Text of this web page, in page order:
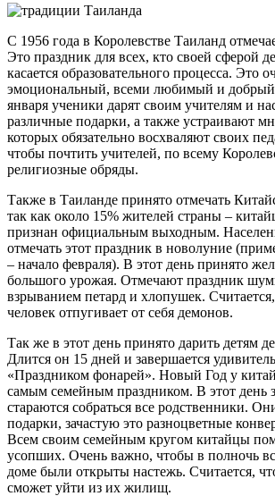
С 1956 года в Королевстве Таиланд
Это праздник для всех, кто своей сферой
касается образовательного процесса. Это
эмоциональный, всеми любимый и добрый
января ученики дарят своим учителям и
различные подарки, а также устраивают
которых обязательно восхваляют своих
чтобы почтить учителей, по всему
религиозные обряды.
Также в Таиланде принято отмечать
так как около 15% жителей страны –
признан официальным выходным.
отмечать этот праздник в новолуние
– начало февраля). В этот день принято
большого урожая. Отмечают праздник
взрыванием петард и хлопушек.
человек отпугивает от себя демонов.
Так же в этот день принято дарить детям
Длится он 15 дней и завершается
«Праздником фонарей». Новый Год у
самым семейным праздником. В этот день
стараются собраться все родственники.
подарки, зачастую это разноцветные
Всем своим семейным кругом китайцы
усопших. Очень важно, чтобы в полночь
доме были открыты настежь. Считается,
сможет уйти из их жилищ.